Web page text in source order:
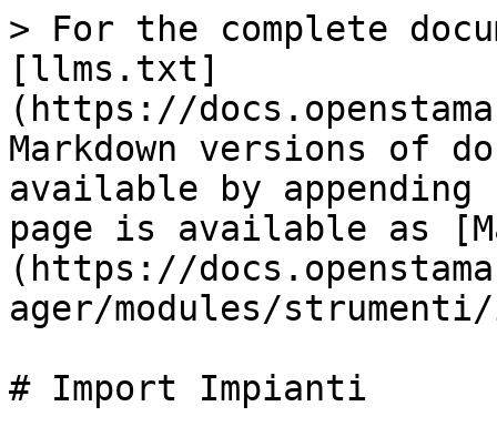
> For the complete
[llms.txt]
(https://
Markdown versions of
available by
page is available as
(https://
ager/modules/
# Import Impianti